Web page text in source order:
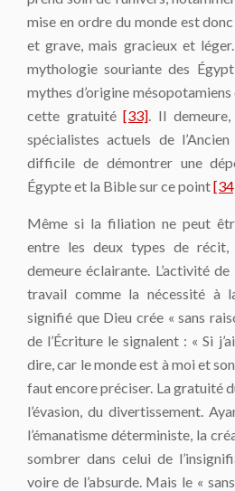
mise en ordre du monde est
et grave, mais gracieux et
mythologie souriante des
mythes d’origine
cette gratuité[33]. Il
spécialistes actuels de
difficile de démontrer une
Égypte et la Bible sur ce point
Même si la filiation ne peut
entre les deux types de
demeure éclairante. L’activité
travail comme la nécessité à
signifié que Dieu crée « sans
de l’Écriture le signalent : « Si
dire, car le monde est à moi et
faut encore préciser. La gratuité
l’évasion, du divertissement.
l’émanatisme déterministe, la
sombrer dans celui de
voire de l’absurde. Mais le «